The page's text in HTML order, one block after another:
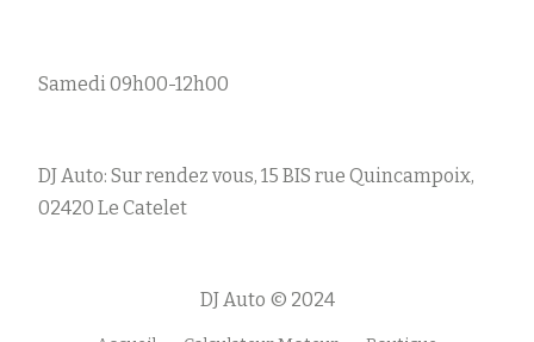
Samedi 09h00-12h00
DJ Auto: Sur rendez vous, 15 BIS rue Quincampoix,
02420 Le Catelet
DJ Auto © 2024